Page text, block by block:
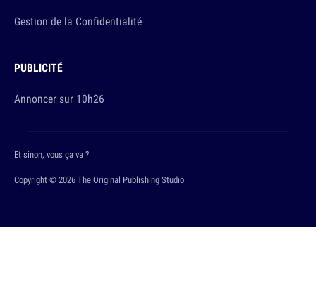
Gestion de la Confidentialité
PUBLICITÉ
Annoncer sur 10h26
Copyright © 2026 The Original Publishing Studio
Et sinon, vous ça va ?